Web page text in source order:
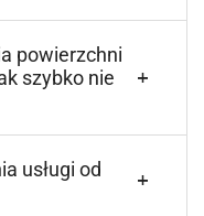
powierzchni
szybko nie
usługi od